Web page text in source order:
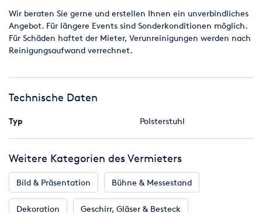
Wir beraten Sie gerne und erstellen Ihnen ein unverbindliches
Angebot. Für längere Events sind Sonderkonditionen möglich.
Für Schäden haftet der Mieter, Verunreinigungen werden nach
Reinigungsaufwand verrechnet.
Technische Daten
Typ Polsterstuhl
Weitere Kategorien des Vermieters
Bild & Präsentation Bühne & Messestand
Dekoration Geschirr, Gläser & Besteck